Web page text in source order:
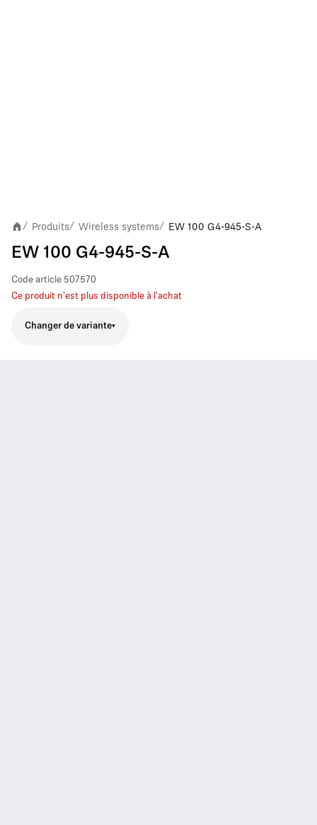
/ Produits/ Wireless systems/ EW 100 G4-945-S-A
EW 100 G4-945-S-A
Code article 507570
Ce produit n'est plus disponible à l'achat
Changer de variante